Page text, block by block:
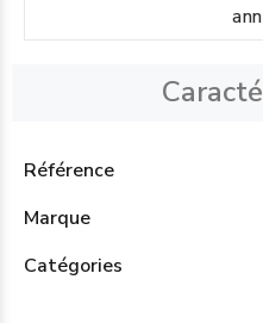
Référence
Marque
Catégories